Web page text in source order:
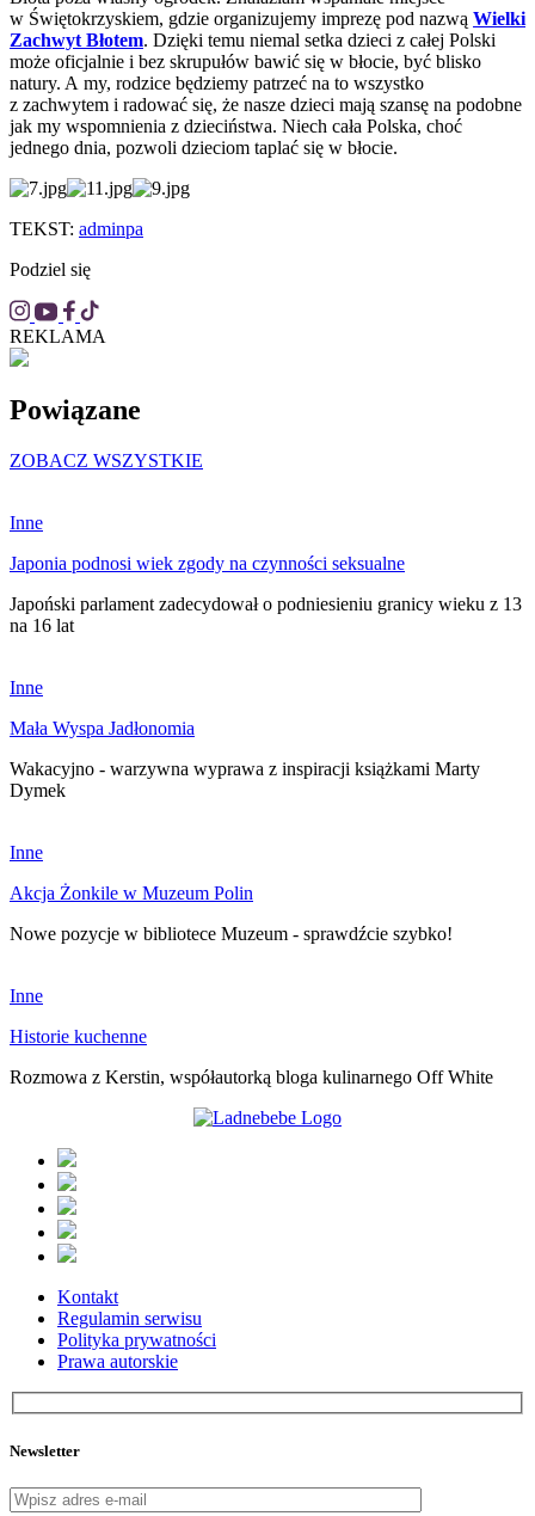
w Świętokrzyskiem, gdzie organizujemy imprezę pod nazwą Wielki
Zachwyt Błotem. Dzięki temu niemal setka dzieci z całej Polski
może oficjalnie i bez skrupułów bawić się w błocie, być blisko
natury. A my, rodzice będziemy patrzeć na to wszystko
z zachwytem i radować się, że nasze dzieci mają szansę na podobne
jak my wspomnienia z dzieciństwa. Niech cała Polska, choć
jednego dnia, pozwoli dzieciom taplać się w błocie.
TEKST: adminpa
Podziel się
REKLAMA
Powiązane
ZOBACZ WSZYSTKIE
Inne
Japonia podnosi wiek zgody na czynności seksualne
Japoński parlament zadecydował o podniesieniu granicy wieku z 13
na 16 lat
Inne
Mała Wyspa Jadłonomia
Wakacyjno - warzywna wyprawa z inspiracji książkami Marty
Dymek
Inne
Akcja Żonkile w Muzeum Polin
Nowe pozycje w bibliotece Muzeum - sprawdźcie szybko!
Inne
Historie kuchenne
Rozmowa z Kerstin, współautorką bloga kulinarnego Off White
Kontakt
Regulamin serwisu
Polityka prywatności
Prawa autorskie
Newsletter